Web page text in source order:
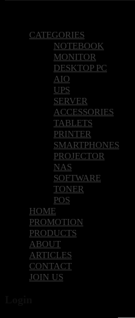
CATEGORIES
NOTEBOOK
MONITOR
DESKTOP PC
AIO
UPS
SERVER
ACCESSORIES
TABLETS
PRINTER
SMARTPHONES
PROJECTOR
NAS
SOFTWARE
TONER
POS
HOME
PROMOTION
PRODUCTS
ABOUT
ARTICLES
CONTACT
JOIN US